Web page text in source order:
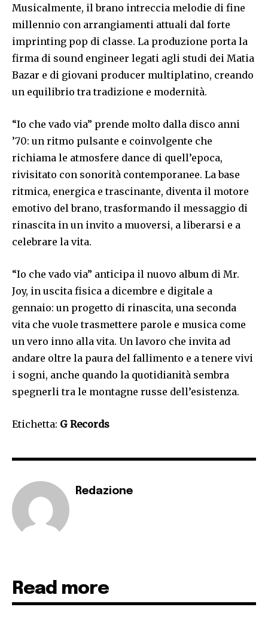
Musicalmente, il brano intreccia melodie di fine
millennio con arrangiamenti attuali dal forte
imprinting pop di classe. La produzione porta la
firma di sound engineer legati agli studi dei Matia
Bazar e di giovani producer multiplatino, creando
un equilibrio tra tradizione e modernità.
“Io che vado via” prende molto dalla disco anni
’70: un ritmo pulsante e coinvolgente che
richiama le atmosfere dance di quell’epoca,
rivisitato con sonorità contemporanee. La base
ritmica, energica e trascinante, diventa il motore
emotivo del brano, trasformando il messaggio di
rinascita in un invito a muoversi, a liberarsi e a
celebrare la vita.
“Io che vado via” anticipa il nuovo album di Mr.
Joy, in uscita fisica a dicembre e digitale a
gennaio: un progetto di rinascita, una seconda
vita che vuole trasmettere parole e musica come
un vero inno alla vita. Un lavoro che invita ad
andare oltre la paura del fallimento e a tenere vivi
i sogni, anche quando la quotidianità sembra
spegnerli tra le montagne russe dell’esistenza.
Etichetta: G Records
Redazione
Read more